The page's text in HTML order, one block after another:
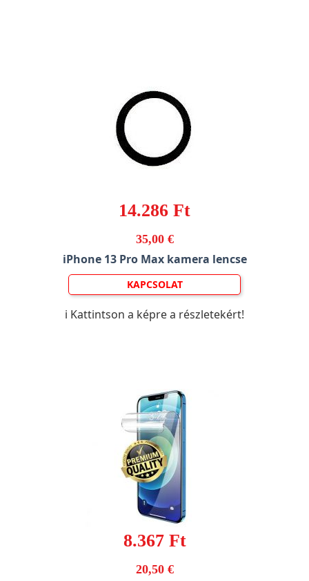
14.286 Ft
35,00 €
iPhone 13 Pro Max kamera lencse
KAPCSOLAT
ℹ️ Kattintson a képre a részletekért!
8.367 Ft
20,50 €